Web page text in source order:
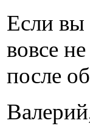
Если вы
вовсе
после